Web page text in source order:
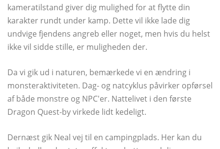
kameratilstand giver dig mulighed for at flytte din
karakter rundt under kamp. Dette vil ikke lade dig
undvige fjendens angreb eller noget, men hvis du helst
ikke vil sidde stille, er muligheden der.
Da vi gik ud i naturen, bemærkede vi en ændring i
monsteraktiviteten. Dag- og natcyklus påvirker opførsel
af både monstre og NPC'er. Nattelivet i den første
Dragon Quest-by virkede lidt kedeligt.
Dernæst gik Neal vej til en campingplads. Her kan du